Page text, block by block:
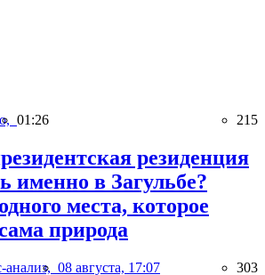
01:26 215
резиденция
именно в Загульбе?
места, которое
природа
анализ, 08 августа, 17:07 303